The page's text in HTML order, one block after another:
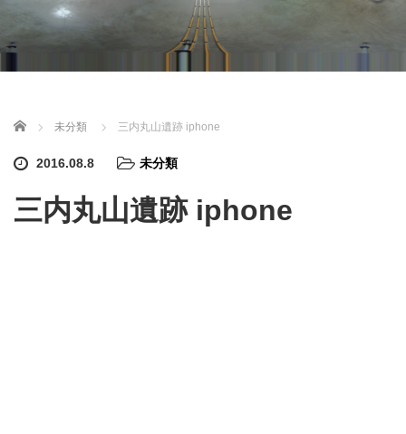
a
Home 未分類 三内丸山遺跡 iphone
2016.08.8 未分類
三内丸山遺跡 iphone